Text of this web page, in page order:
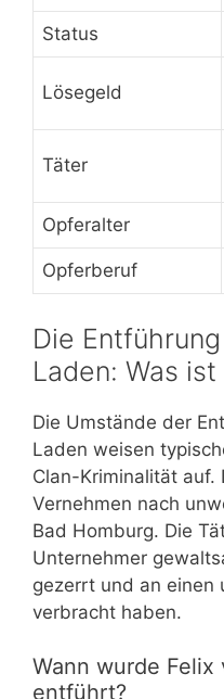
Status
Lösegeld
Täter
Opferalter
Opferberuf
Die
Laden: Was
Die Umstände der
Laden weisen
Clan-Kriminalität
Vernehmen nach
Bad Homburg. Die
Unternehmer
gezerrt und an einen
verbracht haben.
Wann wurde Felix
entführt?